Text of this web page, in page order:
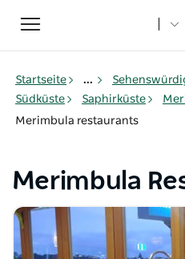
Toggle
navigation
Startseite ...
Südküste
Saphirküste
Merimbula restaurants
Merimbula